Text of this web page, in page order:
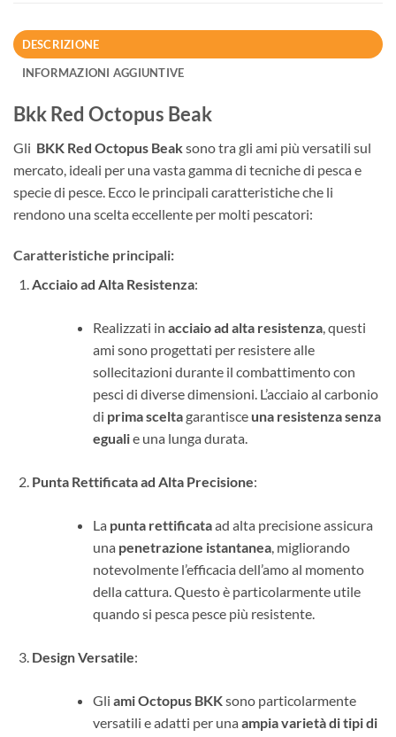
DESCRIZIONE
INFORMAZIONI AGGIUNTIVE
Bkk Red Octopus Beak
Gli BKK Red Octopus Beaksono tra gli ami più versatili sul
mercato, ideali per una vasta gamma di tecniche di pesca e
specie di pesce. Ecco le principali caratteristiche che li
rendono una scelta eccellente per molti pescatori:
Caratteristiche principali:
Acciaio ad Alta Resistenza:
Realizzati in acciaio ad alta resistenza, questi
ami sono progettati per resistere alle
sollecitazioni durante il combattimento con
pesci di diverse dimensioni. L’acciaio al carbonio
di prima sceltagarantisce una resistenza senza
egualie una lunga durata.
Punta Rettificata ad Alta Precisione:
La punta rettificataad alta precisione assicura
una penetrazione istantanea, migliorando
notevolmente l’efficacia dell’amo al momento
della cattura. Questo è particolarmente utile
quando si pesca pesce più resistente.
Design Versatile:
Gli ami Octopus BKKsono particolarmente
versatili e adatti per una ampia varietà di tipi di